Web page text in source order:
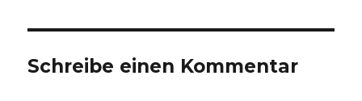
Schreibe einen Kommentar